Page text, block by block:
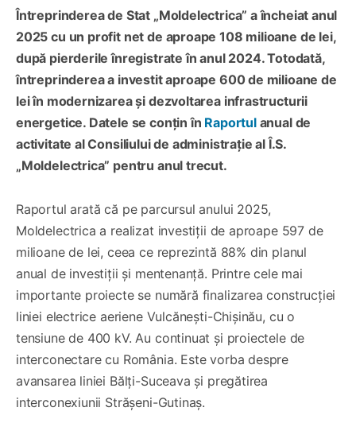
Întreprinderea de Stat „Moldelectrica” a încheiat anul
2025 cu un profit net de aproape 108 milioane de lei,
după pierderile înregistrate în anul 2024. Totodată,
întreprinderea a investit aproape 600 de milioane de
lei în modernizarea și dezvoltarea infrastructurii
energetice. Datele se conțin în Raportulanual de
activitate al Consiliului de administrație al Î.S.
„Moldelectrica” pentru anul trecut.
Raportul arată că pe parcursul anului 2025,
Moldelectrica a realizat investiții de aproape 597 de
milioane de lei, ceea ce reprezintă 88% din planul
anual de investiții și mentenanță. Printre cele mai
importante proiecte se numără finalizarea construcției
liniei electrice aeriene Vulcănești-Chișinău, cu o
tensiune de 400 kV. Au continuat și proiectele de
interconectare cu România. Este vorba despre
avansarea liniei Bălți-Suceava și pregătirea
interconexiunii Strășeni-Gutinaș.